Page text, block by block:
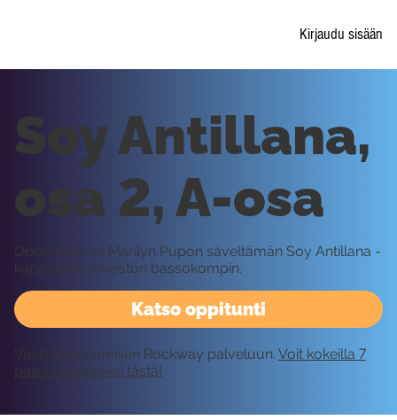
Kirjaudu sisään
Katso oppitunti
Soy Antillana,
osa 2, A-osa
Opettelemme Marilyn Pupon säveltämän Soy Antillana -
kappaleen säkeistön bassokompin.
Vaatii kirjautumisen Rockway palveluun. Voit kokeilla 7
päivää ilmaiseksi tästä!